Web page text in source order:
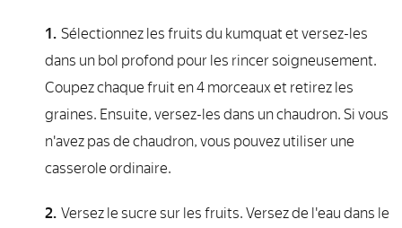
Sélectionnez les fruits du kumquat et versez-les
dans un bol profond pour les rincer soigneusement.
Coupez chaque fruit en 4 morceaux et retirez les
graines. Ensuite, versez-les dans un chaudron. Si vous
n'avez pas de chaudron, vous pouvez utiliser une
casserole ordinaire.
Versez le sucre sur les fruits. Versez de l'eau dans le